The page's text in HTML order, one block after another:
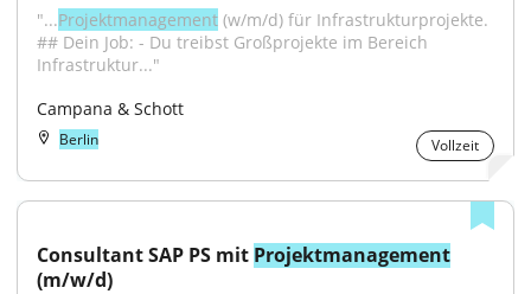
"...Projektmanagement (w/m/d) für Infrastrukturprojekte.
## Dein Job: - Du treibst Großprojekte im Bereich
Infrastruktur..."
Campana & Schott
Berlin Vollzeit
Consultant SAP PS mit Projektmanagement
(m/w/d)